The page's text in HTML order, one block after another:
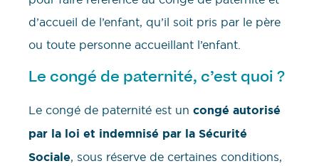
d’accueil de l’enfant, qu’il soit pris par le père
ou toute personne accueillant l’enfant.
Le congé de paternité, c’est quoi ?
Le congé de paternité est un congé autorisé
par la loi et indemnisé par la Sécurité
Sociale, sous réserve de certaines conditions,